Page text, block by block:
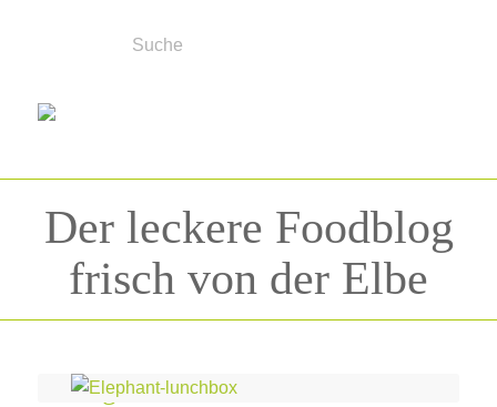
Der leckere Foodblog
frisch von der Elbe
Schlagwortarchiv für: